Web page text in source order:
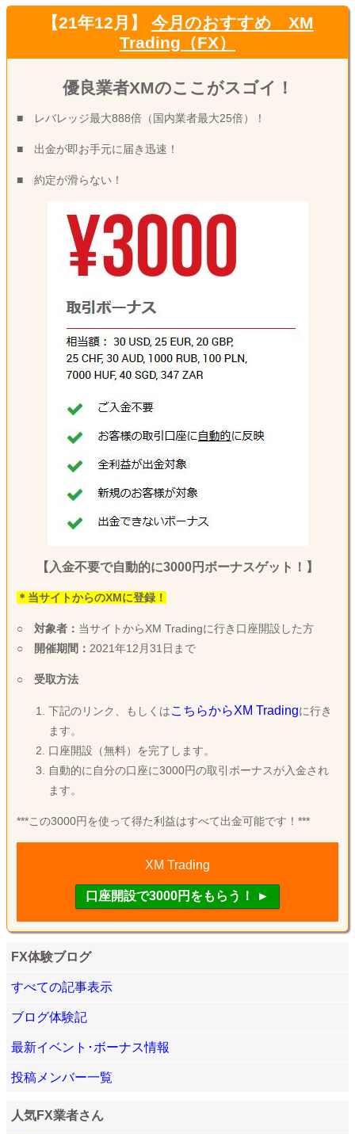
【21年12月】 今月のおすすめ XM
Trading（FX）
優良業者XMのここがスゴイ！
■ レバレッジ最大888倍（国内業者最大25倍）！
■ 出金が即お手元に届き迅速！
■ 約定が滑らない！
【入金不要で自動的に3000円ボーナスゲット！】
＊当サイトからのXMに登録！
○ 対象者： 当サイトからXM Tradingに行き口座開設した方
○
開催期間： 2021年12月31日まで
○ 受取方法
下記のリンク、もしくはこちらからXM Tradingに行き
ます。
口座開設（無料）を完了します。
自動的に自分の口座に3000円の取引ボーナスが入金され
ます。
***この3000円を使って得た利益はすべて出金可能です！***
XM Trading
FX体験ブログ
すべての記事表示
ブログ体験記
最新イベント･ボーナス情報
投稿メンバー一覧
人気FX業者さん